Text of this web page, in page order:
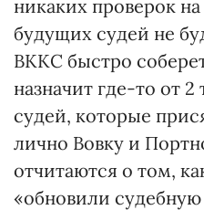
никаких проверок
будущих судей не
ВККС быстро
назначит где-то от
судей, которые
лично Вовку и
отчитаются о том,
«обновили